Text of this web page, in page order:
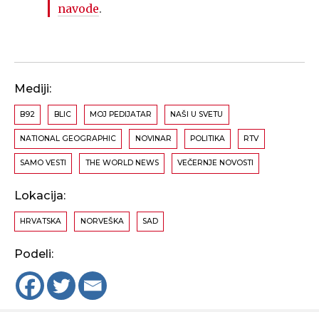
navode.
Mediji:
B92 BLIC MOJ PEDIJATAR NAŠI U SVETU
NATIONAL GEOGRAPHIC NOVINAR POLITIKA RTV
SAMO VESTI THE WORLD NEWS VEČERNJE NOVOSTI
Lokacija:
HRVATSKA NORVEŠKA SAD
Podeli: